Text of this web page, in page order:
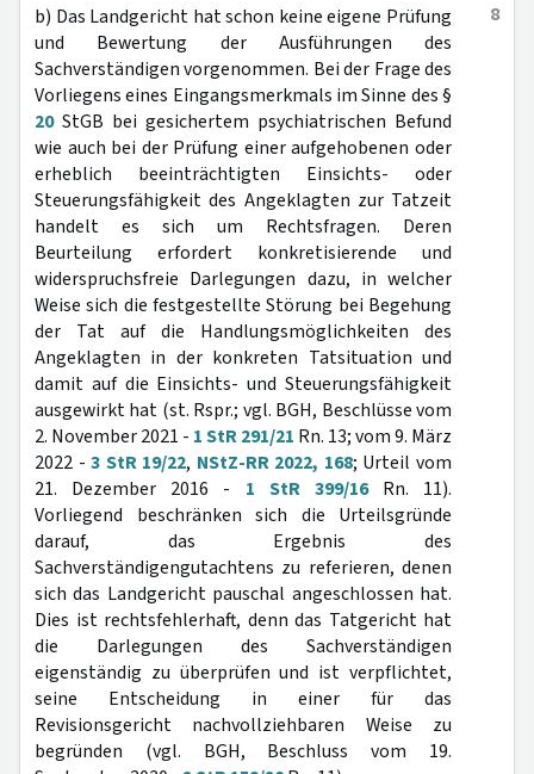
8
b) Das Landgericht hat schon keine eigene Prüfung
und Bewertung der Ausführungen des
Sachverständigen vorgenommen. Bei der Frage des
Vorliegens eines Eingangsmerkmals im Sinne des §
20StGB bei gesichertem psychiatrischen Befund
wie auch bei der Prüfung einer aufgehobenen oder
erheblich beeinträchtigten Einsichts- oder
Steuerungsfähigkeit des Angeklagten zur Tatzeit
handelt es sich um Rechtsfragen. Deren
Beurteilung erfordert konkretisierende und
widerspruchsfreie Darlegungen dazu, in welcher
Weise sich die festgestellte Störung bei Begehung
der Tat auf die Handlungsmöglichkeiten des
Angeklagten in der konkreten Tatsituation und
damit auf die Einsichts- und Steuerungsfähigkeit
ausgewirkt hat (st. Rspr.; vgl. BGH, Beschlüsse vom
2. November 2021 - 1 StR 291/21 Rn. 13; vom 9. März
2022 -3 StR 19/22, NStZ-RR 2022, 168; Urteil vom
21. Dezember 2016 - 1 StR 399/16Rn. 11).
Vorliegend beschränken sich die Urteilsgründe
darauf, das Ergebnis des
Sachverständigengutachtens zu referieren, denen
sich das Landgericht pauschal angeschlossen hat.
Dies ist rechtsfehlerhaft, denn das Tatgericht hat
die Darlegungen des Sachverständigen
eigenständig zu überprüfen und ist verpflichtet,
seine Entscheidung in einer für das
Revisionsgericht nachvollziehbaren Weise zu
begründen (vgl. BGH, Beschluss vom 19.